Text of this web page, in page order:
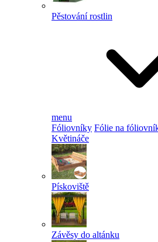
Pěstování rostlin
menu
Fóliovníky Fólie na
Květináče
Pískoviště
Závěsy do altánku